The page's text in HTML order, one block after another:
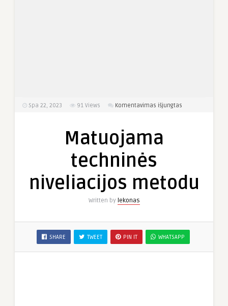
Spa 22, 2023 91 Views Komentavimas išjungtas
Matuojama
techninės
niveliacijos metodu
Written by lekonas
SHARE TWEET PIN IT WHATSAPP